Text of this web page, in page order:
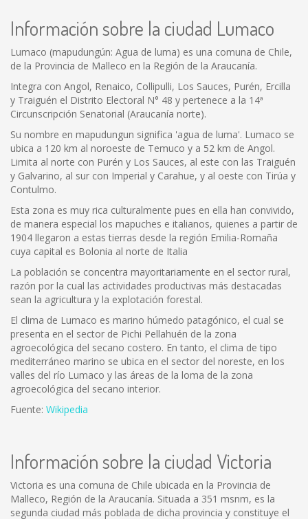
Información sobre la ciudad Lumaco
Lumaco (mapudungún: Agua de luma) es una comuna de Chile,
de la Provincia de Malleco en la Región de la Araucanía.
Integra con Angol, Renaico, Collipulli, Los Sauces, Purén, Ercilla
y Traiguén el Distrito Electoral N° 48 y pertenece a la 14ª
Circunscripción Senatorial (Araucanía norte).
Su nombre en mapudungun significa 'agua de luma'. Lumaco se
ubica a 120 km al noroeste de Temuco y a 52 km de Angol.
Limita al norte con Purén y Los Sauces, al este con las Traiguén
y Galvarino, al sur con Imperial y Carahue, y al oeste con Tirúa y
Contulmo.
Esta zona es muy rica culturalmente pues en ella han convivido,
de manera especial los mapuches e italianos, quienes a partir de
1904 llegaron a estas tierras desde la región Emilia-Romaña
cuya capital es Bolonia al norte de Italia
La población se concentra mayoritariamente en el sector rural,
razón por la cual las actividades productivas más destacadas
sean la agricultura y la explotación forestal.
El clima de Lumaco es marino húmedo patagónico, el cual se
presenta en el sector de Pichi Pellahuén de la zona
agroecológica del secano costero. En tanto, el clima de tipo
mediterráneo marino se ubica en el sector del noreste, en los
valles del río Lumaco y las áreas de la loma de la zona
agroecológica del secano interior.
Fuente: Wikipedia
Información sobre la ciudad Victoria
Victoria es una comuna de Chile ubicada en la Provincia de
Malleco, Región de la Araucanía. Situada a 351 msnm, es la
segunda ciudad más poblada de dicha provincia y constituye el